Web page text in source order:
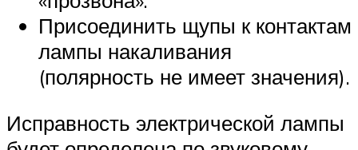
Присоединить щупы к контактам
лампы накаливания
(полярность не имеет значения).
Исправность электрической лампы